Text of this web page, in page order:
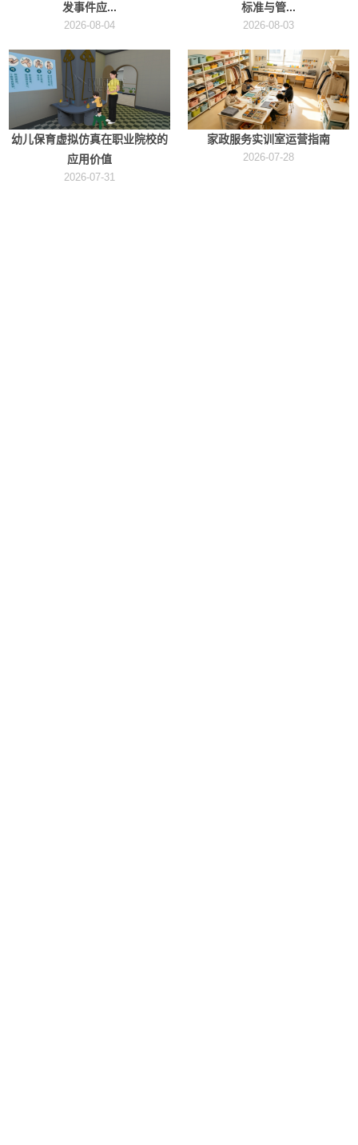
发事件应...
2026-08-04
标准与管...
2026-08-03
幼儿保育虚拟仿真在职业院校的
应用价值
2026-07-31
家政服务实训室运营指南
2026-07-28